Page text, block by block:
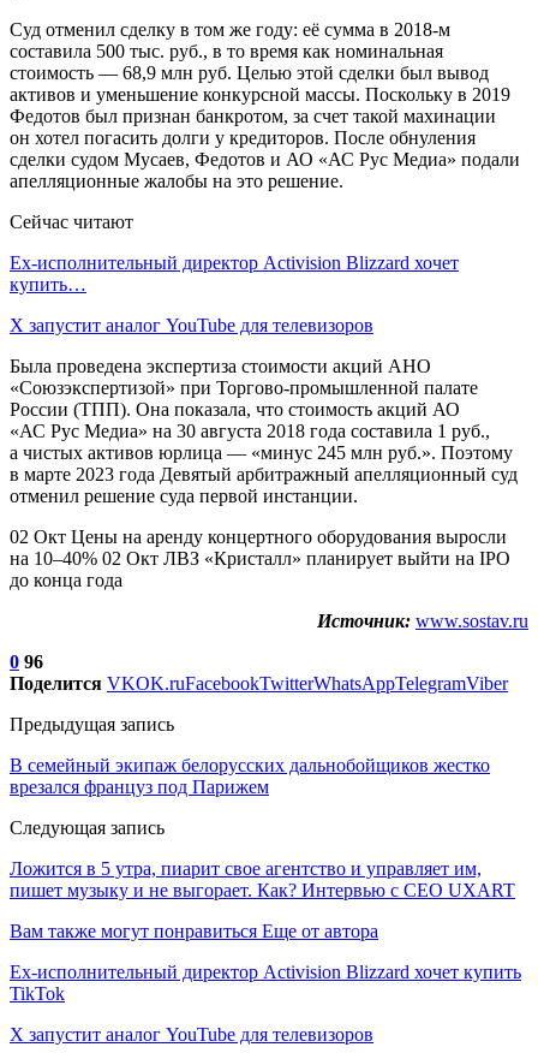
Суд отменил сделку в том же году: её сумма в 2018-м
составила 500 тыс. руб., в то время как номинальная
стоимость — 68,9 млн руб. Целью этой сделки был вывод
активов и уменьшение конкурсной массы. Поскольку в 2019
Федотов был признан банкротом, за счет такой махинации
он хотел погасить долги у кредиторов. После обнуления
сделки судом Мусаев, Федотов и АО «АС Рус Медиа» подали
апелляционные жалобы на это решение.
Сейчас читают
Ex-исполнительный директор Activision Blizzard хочет
купить…
X запустит аналог YouTube для телевизоров
Была проведена экспертиза стоимости акций АНО
«Союзэкспертизой» при Торгово-промышленной палате
России (ТПП). Она показала, что стоимость акций АО
«АС Рус Медиа» на 30 августа 2018 года составила 1 руб.,
а чистых активов юрлица — «минус 245 млн руб.». Поэтому
в марте 2023 года Девятый арбитражный апелляционный суд
отменил решение суда первой инстанции.
02 Окт Цены на аренду концертного оборудования выросли
на 10–40% 02 Окт ЛВЗ «Кристалл» планирует выйти на IPO
до конца года
Источник: www.sostav.ru
0 96
Поделится VKOK.ruFacebookTwitterWhatsAppTelegramViber
Предыдущая запись
В семейный экипаж белорусских дальнобойщиков жестко
врезался француз под Парижем
Следующая запись
Ложится в 5 утра, пиарит свое агентство и управляет им,
пишет музыку и не выгорает. Как? Интервью с CEO UXART
Вам также могут понравиться Еще от автора
Ex-исполнительный директор Activision Blizzard хочет купить
TikTok
X запустит аналог YouTube для телевизоров